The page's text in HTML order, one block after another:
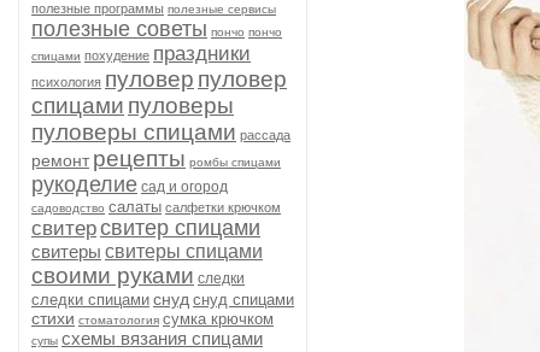
полезные программы полезные сервисы
полезные советы пончо пончо
спицами похудение праздники
психология пуловер пуловер
спицами пуловеры
пуловеры спицами рассада
ремонт рецепты ромбы спицами
рукоделие сад и огород
садоводство салаты салфетки крючком
свитерсвитер спицами
свитеры свитеры спицами
своими руками следки
следки спицами снуд снуд спицами
стихи стоматология сумка крючком
супы схемы вязания спицами